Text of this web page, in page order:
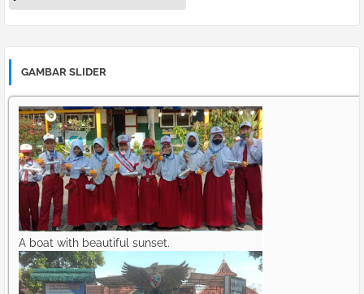
GAMBAR SLIDER
A boat with beautiful sunset.